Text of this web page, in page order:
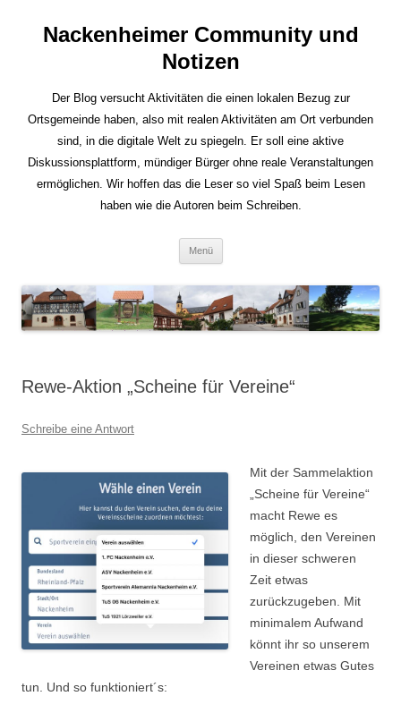
Nackenheimer Community und
Notizen
Der Blog versucht Aktivitäten die einen lokalen Bezug zur
Ortsgemeinde haben, also mit realen Aktivitäten am Ort verbunden
sind, in die digitale Welt zu spiegeln. Er soll eine aktive
Diskussionsplattform, mündiger Bürger ohne reale Veranstaltungen
ermöglichen. Wir hoffen das die Leser so viel Spaß beim Lesen
haben wie die Autoren beim Schreiben.
Menü
Rewe-Aktion „Scheine für Vereine“
Schreibe eine Antwort
Mit der Sammelaktion
„Scheine für Vereine“
macht Rewe es
möglich, den Vereinen
in dieser schweren
Zeit etwas
zurückzugeben. Mit
minimalem Aufwand
könnt ihr so unserem
Vereinen etwas Gutes
tun. Und so funktioniert´s: